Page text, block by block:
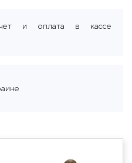
и оплата в кассе